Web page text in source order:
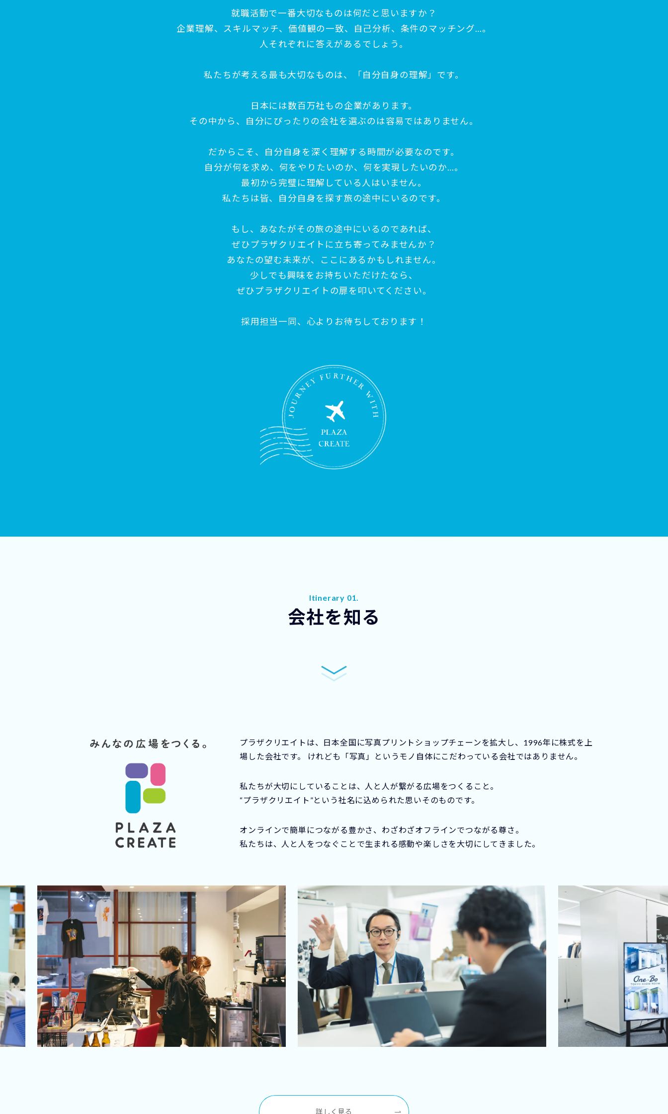
就職活動で一番大切なものは何だと思いますか？
企業理解、スキルマッチ、価値観の一致、自己分析、条件のマッチング…。
人それぞれに答えがあるでしょう。
私たちが考える最も大切なものは、「自分自身の理解」です。
日本には数百万社もの企業があります。
その中から、自分にぴったりの会社を選ぶのは容易ではありません。
だからこそ、自分自身を深く理解する時間が必要なのです。
自分が何を求め、何をやりたいのか、何を実現したいのか…。
最初から完璧に理解している人はいません。
私たちは皆、自分自身を探す旅の途中にいるのです。
もし、あなたがその旅の途中にいるのであれば、
ぜひプラザクリエイトに立ち寄ってみませんか？
あなたの望む未来が、ここにあるかもしれません。
少しでも興味をお持ちいただけたなら、
ぜひプラザクリエイトの扉を叩いてください。
採用担当一同、心よりお待ちしております！
Itinerary 01.
会社を知る
プラザクリエイトは、日本全国に写真プリントショップチェーンを拡大し、1996年に株式を上
場した会社です。 けれども「写真」というモノ自体にこだわっている会社ではありません。
私たちが大切にしていることは、人と人が繋がる広場をつくること。
“プラザクリエイト”という社名に込められた思いそのものです。
オンラインで簡単につながる豊かさ、わざわざオフラインでつながる尊さ。
私たちは、人と人をつなぐことで生まれる感動や楽しさを大切にしてきました。
詳しく見る